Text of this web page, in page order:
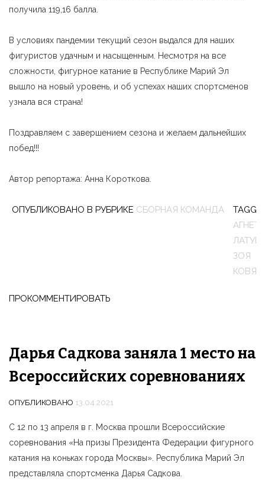
получила 119,16 балла.
В условиях пандемии текущий сезон выдался для наших
фигуристов удачным и насыщенным. Несмотря на все
сложности, фигурное катание в Республике Марий Эл
вышло на новый уровень, и об успехах наших спортсменов
узнала вся страна!
Поздравляем с завершением сезона и желаем дальнейших
побед!!!
Автор репортажа: Анна Короткова.
ОПУБЛИКОВАНО В РУБРИКЕ СБОРНАЯ КОМАНДА
АГНЕТА
ЗОЯ
ПРОКОММЕНТИРОВАТЬ
Дарья Садкова заняла 1 место на
Всероссийских соревнованиях
ОПУБЛИКОВАНО 13.04.2021
С 12 по 13 апреля в г. Москва прошли Всероссийские
соревнования «На призы Президента Федерации фигурного
катания на коньках города Москвы». Республика Марий Эл
представляла спортсменка Дарья Садкова.